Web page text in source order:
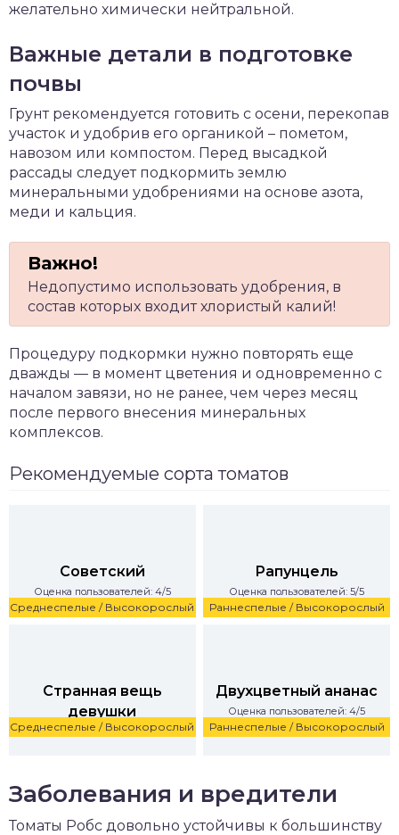
желательно химически нейтральной.
Важные детали в подготовке
почвы
Грунт рекомендуется готовить с осени, перекопав
участок и удобрив его органикой – пометом,
навозом или компостом. Перед высадкой
рассады следует подкормить землю
минеральными удобрениями на основе азота,
меди и кальция.
Недопустимо использовать удобрения, в
состав которых входит хлористый калий!
Процедуру подкормки нужно повторять еще
дважды — в момент цветения и одновременно с
началом завязи, но не ранее, чем через месяц
после первого внесения минеральных
комплексов.
Рекомендуемые сорта томатов
Среднеспелые / Высокорослый
Советский
Оценка пользователей: 4/5
Раннеспелые / Высокорослый
Рапунцель
Оценка пользователей: 5/5
Среднеспелые / Высокорослый
Странная вещь
девушки
Оценка пользователей: 5/5 Раннеспелые / Высокорослый
Двухцветный ананас
Оценка пользователей: 4/5
Заболевания и вредители
Томаты Робс довольно устойчивы к большинству